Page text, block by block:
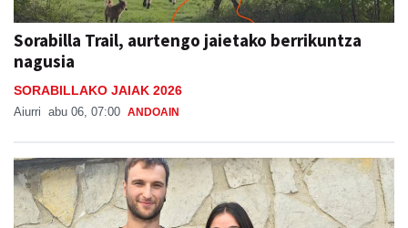
Sorabilla Trail, aurtengo jaietako berrikuntza
nagusia
SORABILLAKO JAIAK 2026
Aiurri abu 06, 07:00 ANDOAIN